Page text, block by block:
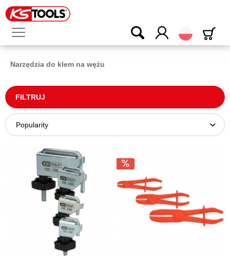
Polski
Narzędzia do klem na wężu
FILTRUJ